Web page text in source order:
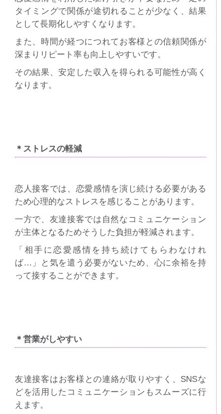
タイミングで関係が途切れることが少なく、結果
として長期化しやすくなります。
また、時間が経つにつれてお客様との信頼関係が
深まりリピート率も向上しやすいです。
その結果、安定した収入を得られる可能性が高く
なります。
＊ストレスの軽減
恋人接客では、恋愛感情を演じ続ける必要がある
ため心理的なストレスを感じることがあります。
一方で、友達接客では自然なコミュニケーション
が主体となるためそうした負担が軽減されます。
「相手に恋愛感情を持ち続けてもらわなけれ
ば…」と気を遣う必要がないため、心に余裕を持
って接することができます。
＊営業がしやすい
友達接客はお客様との連絡が取りやすく、SNSな
どを活用したコミュニケーションもスムーズに行
えます。